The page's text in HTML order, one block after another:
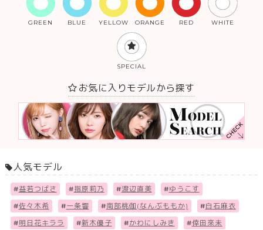
GREEN BLUE YELLOW ORANGE RED WHITE
SPECIAL
お気に入りモデルから探す
人気モデル
#益若つばさ #指原莉乃 #渡辺直美 #ゆうこす
#佐々木希 #一条響 #南部桃伽(なんぶももか) #白石麻衣
#明日花キララ #新木優子 #かわにしみき #倖田來未